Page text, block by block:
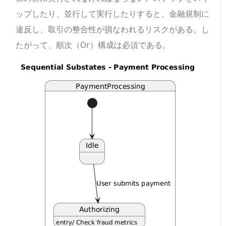
ップしたり、並行して実行したりすると、金融規制に
違反し、取引の整合性が損なわれるリスクがある。し
たがって、順次（Or）構成は必須である。